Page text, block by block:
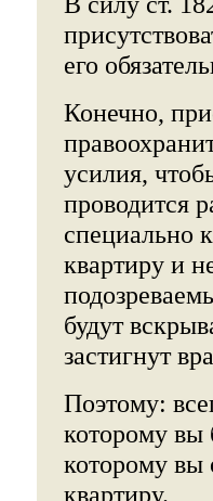
его
Конечно,
усилия,
проводится
специально
квартиру и
будут
застигнут
Поэтому:
которому вы
которому вы
квартиру.